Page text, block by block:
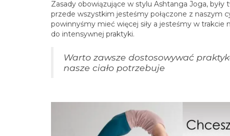
Zasady obowiązujące w stylu Ashtanga Joga,
przede wszystkim jesteśmy połączone z naszym
powinnyśmy mieć więcej siły a jesteśmy w trakcie
do intensywnej praktyki.
Warto zawsze dostosowywać
nasze ciało potrzebuje